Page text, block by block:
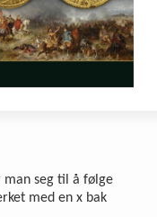
man seg til å følge
med en x bak